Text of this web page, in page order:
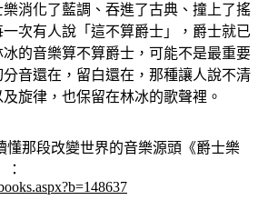
消化了藍調、吞進了古典、撞上了搖
次有人說「這不算爵士」，爵士就已
的音樂算不算爵士，可能不是最重要
音還在，留白還在，那種讓人說不清
旋律，也保留在林冰的歌聲裡。
懂那段改變世界的音樂源頭《爵士樂